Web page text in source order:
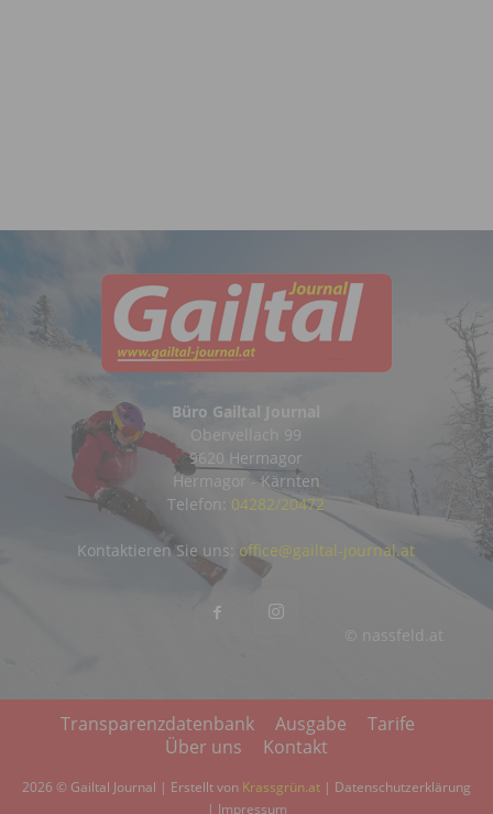
Büro Gailtal Journal
Obervellach 99
9620 Hermagor
Hermagor - Kärnten
Telefon: 04282/20472
© nassfeld.at
Kontaktieren Sie uns: office@gailtal-journal.at
Transparenzdatenbank Ausgabe
Tarife
Über uns
Kontakt
2026 © Gailtal Journal | Erstellt von Krassgrün.at | Datenschutzerklärung
| Impressum